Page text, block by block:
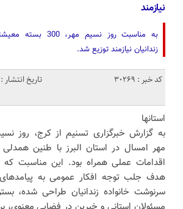
نیازمند
به مناسبت روز نسیم
زندانیان نیازمند توزیع شد.
کد خبر : 30269
استانها
به گزارش خبرگزاری تسنیم از کرج، روز
مهر امسال در استان البرز با طنین
اقدامات عملی همراه بود. این مناسبت که
هدف جلب توجه افکار عمومی به
سرنوشت خانواده زندانیان طراحی شده،